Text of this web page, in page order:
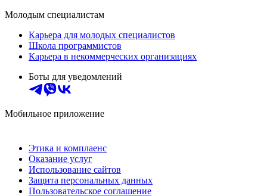
Молодым специалистам
Карьера для молодых специалистов
Школа программистов
Карьера в некоммерческих организациях
Боты для уведомлений
Мобильное приложение
Этика и комплаенс
Оказание услуг
Использование сайтов
Защита персональных данных
Пользовательское соглашение